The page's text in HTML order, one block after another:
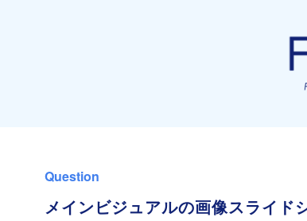
Question
メインビジュアルの画像スライド